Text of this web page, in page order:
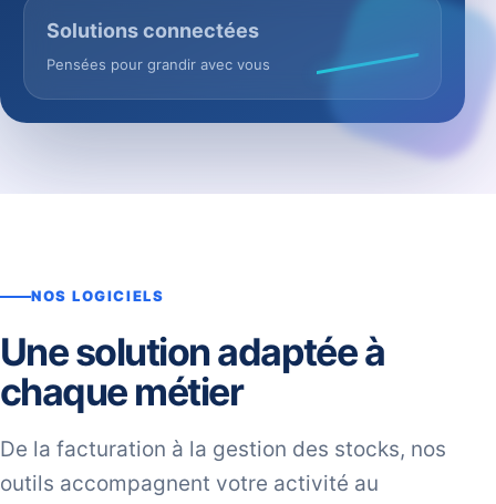
Solutions connectées
Pensées pour grandir avec vous
NOS LOGICIELS
Une solution adaptée à
chaque métier
De la facturation à la gestion des stocks, nos
outils accompagnent votre activité au